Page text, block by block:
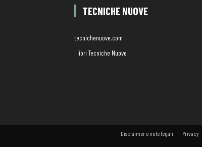
TECNICHE NUOVE
tecnichenuove.com
I libri Tecniche Nuove
Disclaimer e note legali Privacy